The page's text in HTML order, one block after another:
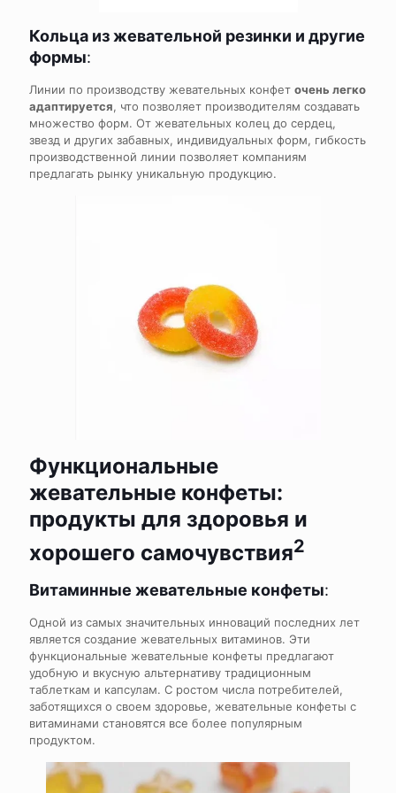
Кольца из жевательной резинки и другие
формы:
Линии по производству жевательных конфет очень легко
адаптируется, что позволяет производителям создавать
множество форм. От жевательных колец до сердец,
звезд и других забавных, индивидуальных форм, гибкость
производственной линии позволяет компаниям
предлагать рынку уникальную продукцию.
Функциональные
жевательные конфеты:
продукты для здоровья и
хорошего самочувствия2
Витаминные жевательные конфеты:
Одной из самых значительных инноваций последних лет
является создание жевательных витаминов. Эти
функциональные жевательные конфеты предлагают
удобную и вкусную альтернативу традиционным
таблеткам и капсулам. С ростом числа потребителей,
заботящихся о своем здоровье, жевательные конфеты с
витаминами становятся все более популярным
продуктом.